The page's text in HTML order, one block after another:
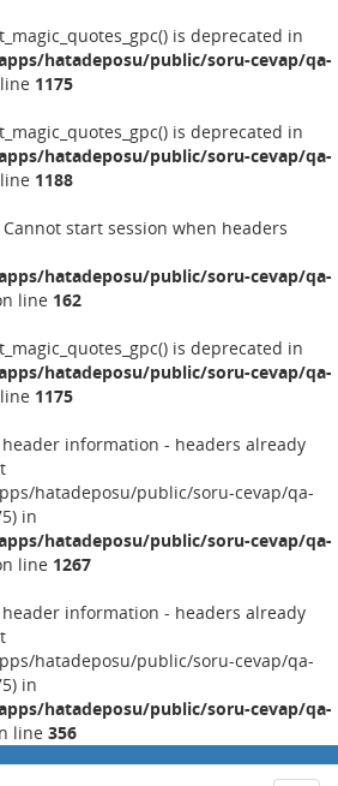
is deprecated in
hatadeposu/public/soru-cevap/qa-
1175
is deprecated in
hatadeposu/public/soru-cevap/qa-
1188
Cannot start session when headers
hatadeposu/public/soru-cevap/qa-
line 162
is deprecated in
hatadeposu/public/soru-cevap/qa-
1175
information - headers already
hatadeposu/public/soru-cevap/qa-
in
hatadeposu/public/soru-cevap/qa-
line 1267
information - headers already
hatadeposu/public/soru-cevap/qa-
in
hatadeposu/public/soru-cevap/qa-
line 356